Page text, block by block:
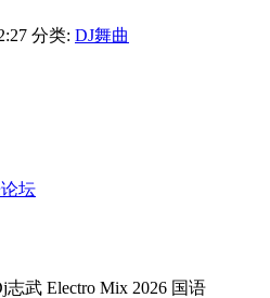
分类: DJ舞曲
坛
武 Electro Mix 2026 国语